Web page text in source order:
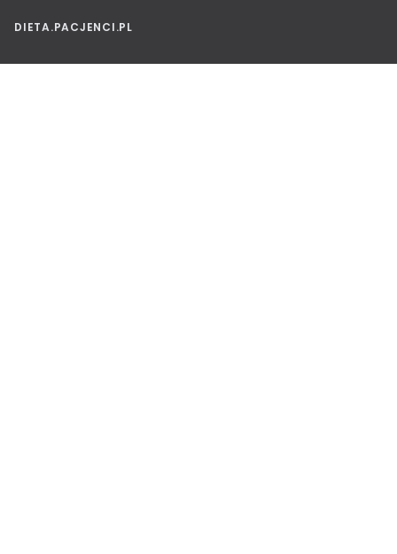
DIETA.PACJENCI.PL